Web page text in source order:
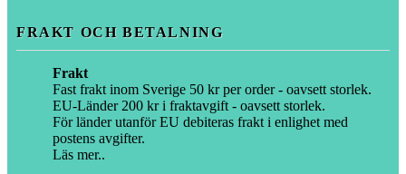
FRAKT OCH BETALNING
Frakt
Fast frakt inom Sverige 50 kr per order - oavsett storlek.
EU-Länder 200 kr i fraktavgift - oavsett storlek.
För länder utanför EU debiteras frakt i enlighet med
postens avgifter.
Läs mer..